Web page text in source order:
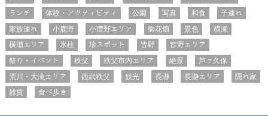
ランチ
体験・アクティビティ 公園 写真 和食
子連れ
家族連れ
小鹿野 小鹿野エリア 御花畑 景色
横瀬
横瀬エリア
氷柱 珍スポット 皆野
皆野エリア
祭り・イベント
秩父 秩父市内エリア 絶景
芦ヶ久保
荒川・大滝エリア
西武秩父 観光 長瀞 長瀞エリア
隠れ家
雑貨
食べ歩き